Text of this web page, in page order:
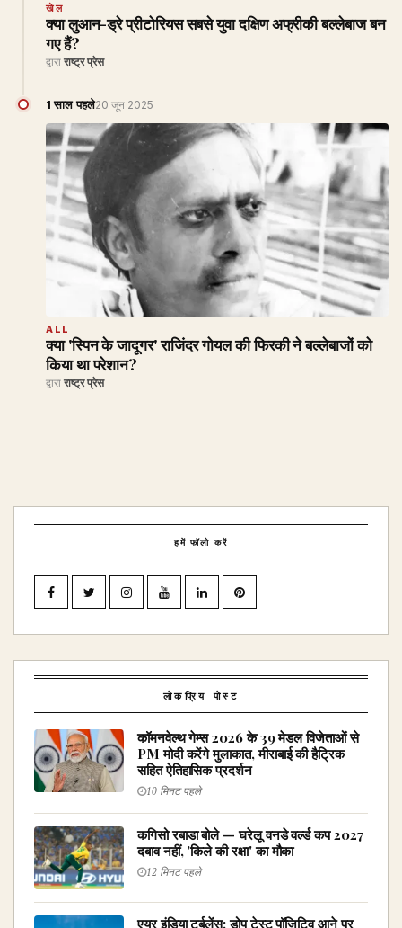
खेल
क्या लुआन-ड्रे प्रीटोरियस सबसे युवा दक्षिण अफ्रीकी बल्लेबाज बन
गए हैं?
द्वारा राष्ट्र प्रेस
1 साल पहले20 जून 2025
ALL
क्या 'स्पिन के जादूगर' राजिंदर गोयल की फिरकी ने बल्लेबाजों को
किया था परेशान?
द्वारा राष्ट्र प्रेस
हमें फॉलो करें
लोकप्रिय पोस्ट
कॉमनवेल्थ गेम्स 2026 के 39 मेडल विजेताओं से
PM मोदी करेंगे मुलाकात, मीराबाई की हैट्रिक
सहित ऐतिहासिक प्रदर्शन
10 मिनट पहले
कगिसो रबाडा बोले — घरेलू वनडे वर्ल्ड कप 2027
दबाव नहीं, 'किले की रक्षा' का मौका
12 मिनट पहले
एयर इंडिया टर्बुलेंस: डोप टेस्ट पॉजिटिव आने पर